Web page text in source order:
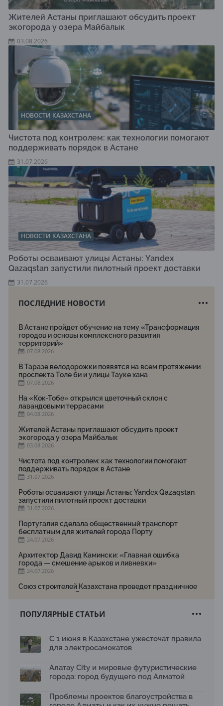
Жителей Астаны приглашают обсудить проект
экогорода у озера Майбалык
03.08.2026
НОВОСТИ КАЗАХСТАНА
Чистота под контролем: как технологии помогают
поддерживать порядок в Астане
31.07.2026
НОВОСТИ КАЗАХСТАНА
Роботы осваивают улицы Астаны: Yandex
Qazaqstan запустили пилотный проект доставки
31.07.2026
ПОСЛЕДНИЕ НОВОСТИ
В Астане пройдет обучение на тему «Трансформация
городов и основы комплексного развития
территорий»
07.08.2026
В Таразе велодорожки появятся на всем протяжении
проспекта Толе би и улицы Тауке хана
07.08.2026
На «Кок-Тобе» открылся цветочный склон с
лавандовыми террасами
04.08.2026
Жителей Астаны приглашают обсудить проект
экогорода у озера Майбалык
03.08.2026
Чистота под контролем: как технологии помогают
поддерживать порядок в Астане
31.07.2026
Роботы осваивают улицы Астаны: Yandex Qazaqstan
запустили пилотный проект доставки
31.07.2026
Португалия сделала общественный транспорт
бесплатным для жителей города Порту
24.07.2026
Архитектор Давид Камински: «Главная ошибка
города — смешение арыков и ливневки»
24.07.2026
Союз строителей Казахстана проведет праздничное
мероприятие ко Дню строителя
Новый Строительный кодекс: что изменилось для
Бауыржана Байбахтиева
17.07.2026
рободоставки в Астане
15.07.2026
2026 принимает заявки до 31 июля
13.07.2026
ПОПУЛЯРНЫЕ СТАТЬИ
С 1 июня в Казахстане ужесточат правила
для электросамокатов
Алатау City и мировые футуристические
города: город будущего под Алматой
Проблемы проектов благоустройства в